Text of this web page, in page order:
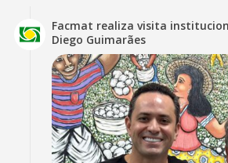
Facmat realiza visita
Diego Guimarães